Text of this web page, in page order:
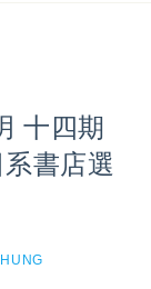
十四期
書店選